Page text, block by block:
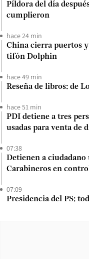
Píldora del día
cumplieron
hace 24 min
China cierra puertos
tifón Dolphin
hace 49 min
Reseña de libros: de
hace 51 min
PDI detiene a tres
usadas para venta de
07:38
Detienen a
Carabineros en
07:09
Presidencia del PS: